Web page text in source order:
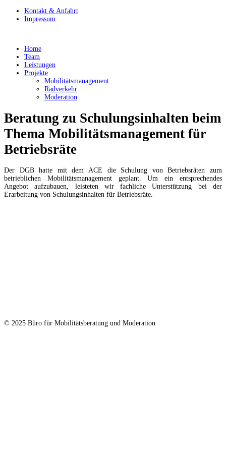
Kontakt & Anfahrt
Impressum
Home
Team
Leistungen
Projekte
Mobilitätsmanagement
Radverkehr
Moderation
Beratung zu Schulungsinhalten beim
Thema Mobilitätsmanagement für
Betriebsräte
Der DGB hatte mit dem ACE die Schulung von Betriebsräten zum
betrieblichen Mobilitätsmanagement geplant. Um ein entsprechendes
Angebot aufzubauen, leisteten wir fachliche Unterstützung bei der
Erarbeitung von Schulungsinhalten für Betriebsräte.
© 2025 Büro für Mobilitätsberatung und Moderation